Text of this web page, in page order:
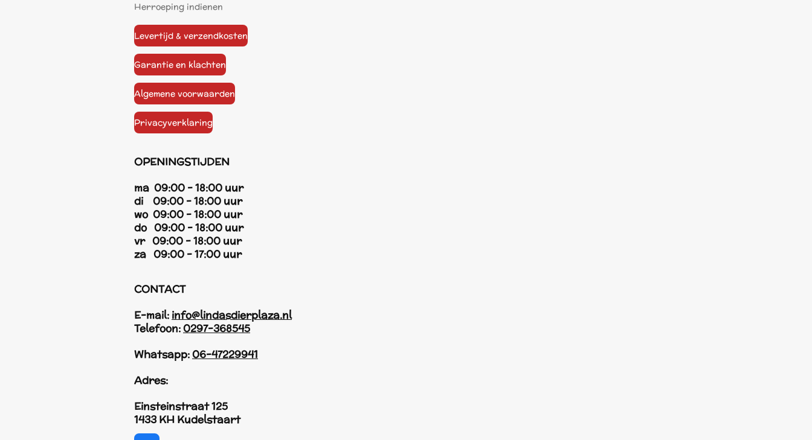
Herroeping indienen
Levertijd & verzendkosten
Garantie en klachten
Algemene voorwaarden
Privacyverklaring
OPENINGSTIJDEN
ma 09:00 - 18:00 uur
di 09:00 - 18:00 uur
wo 09:00 - 18:00 uur
do 09:00 - 18:00 uur
vr 09:00 - 18:00 uur
za 09:00 - 17:00 uur
CONTACT
E-mail: info@lindasdierplaza.nl
Telefoon:0297-368545
Whatsapp:06-47229941
Adres:
Einsteinstraat 125
1433 KH Kudelstaart